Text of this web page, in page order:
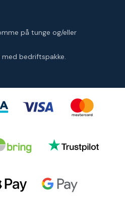
på tunge og/eller
bedriftspakke.